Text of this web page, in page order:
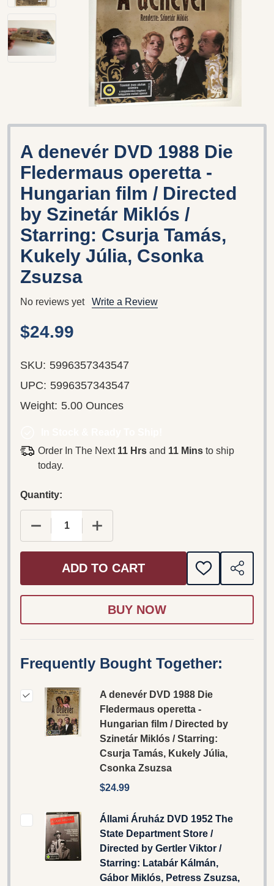
A denevér DVD 1988 Die
Fledermaus operetta -
Hungarian film / Directed
by Szinetár Miklós /
Starring: Csurja Tamás,
Kukely Júlia, Csonka
Zsuzsa
No reviews yet Write a Review
$24.99
SKU: 5996357343547
UPC: 5996357343547
Weight: 5.00 Ounces
Order In The Next 11 Hrs and 11 Mins to ship
today.
Quantity:
DECREASE QUANTITY OF A DENEVÉR DVD 1988
INCREASE QUANTITY OF A
ADD TO CART
ADD
TO
SHARE
Frequently Bought Together:
A denevér DVD 1988 Die
Fledermaus operetta -
Hungarian film / Directed by
Szinetár Miklós / Starring:
Csurja Tamás, Kukely Júlia,
Csonka Zsuzsa
$24.99
Állami Áruház DVD 1952 The
State Department Store /
Directed by Gertler Viktor /
Starring: Latabár Kálmán,
Gábor Miklós, Petress Zsuzsa,